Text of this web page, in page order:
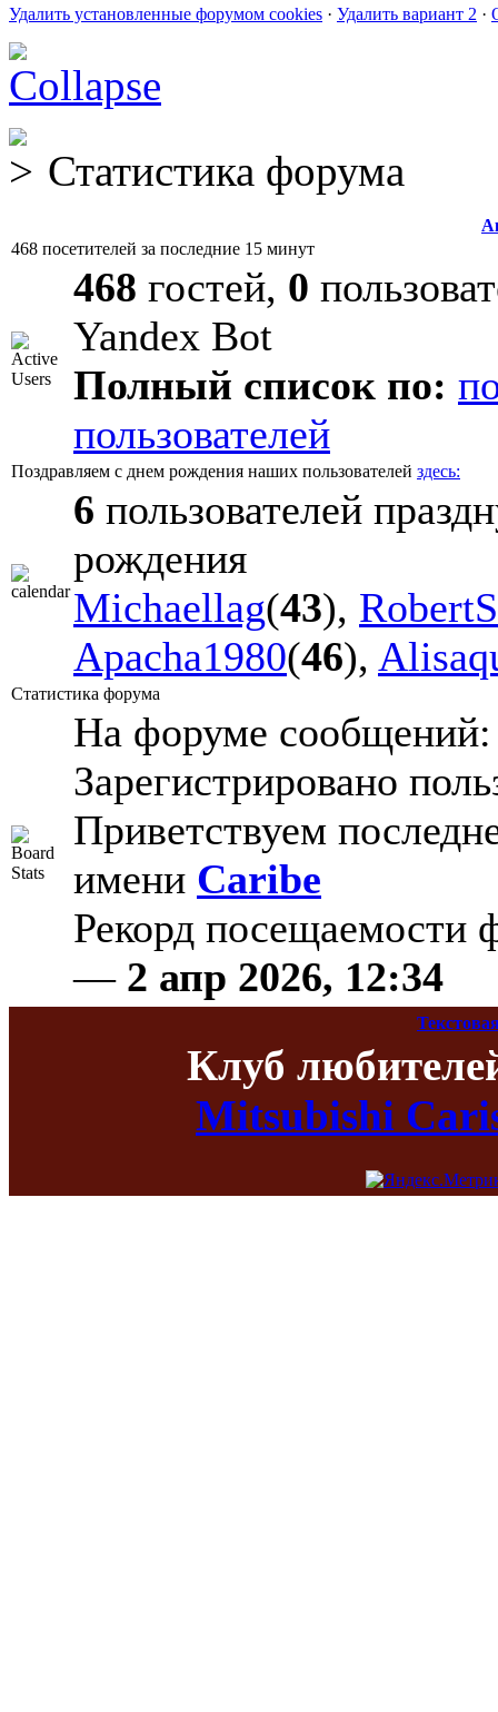
Удалить установленные форумом cookies · Удалить вариант 2 ·
Статистика форума
468 посетителей за последние 15 минут
468 гостей, 0
Yandex Bot
Полный список по:
пользователей
Поздравляем с днем рождения наших пользователей здесь:
6 пользователей
рождения
Michaellag(43),
Apacha1980(46),
Статистика форума
На форуме
Зарегистрировано
Приветствуем
имени Caribe
Рекорд
— 2 апр 2026, 12:34
Клуб
Mitsubishi